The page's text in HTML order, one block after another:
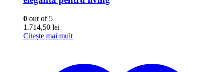
0 out of 5
1.714,50 lei
Citește mai mult